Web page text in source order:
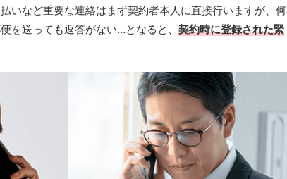
いなど重要な連絡はまず契約者本人に直接行いますが、何
を送っても返答がない…となると、 契約時に登録された緊